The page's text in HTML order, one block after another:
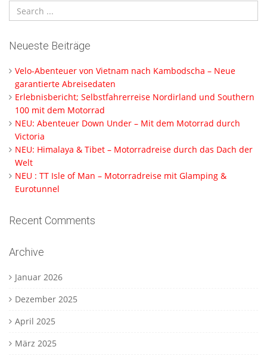
Neueste Beiträge
Velo-Abenteuer von Vietnam nach Kambodscha – Neue
garantierte Abreisedaten
Erlebnisbericht; Selbstfahrerreise Nordirland und Southern
100 mit dem Motorrad
NEU: Abenteuer Down Under – Mit dem Motorrad durch
Victoria
NEU: Himalaya & Tibet – Motorradreise durch das Dach der
Welt
NEU : TT Isle of Man – Motorradreise mit Glamping &
Eurotunnel
Recent Comments
Archive
Januar 2026
Dezember 2025
April 2025
März 2025